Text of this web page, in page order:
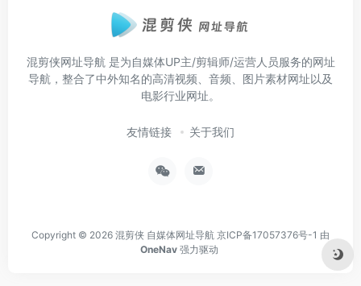
混剪侠网址导航 是为自媒体UP主/剪辑师/运营人员服务的网址
导航，整合了中外知名的高清视频、音频、图片素材网址以及
电影行业网址。
友情链接 关于我们
Copyright © 2026 混剪侠 自媒体网址导航 京ICP备17057376号-1 由
OneNav 强力驱动